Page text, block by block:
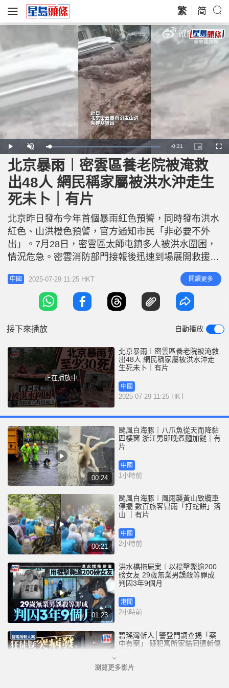
繁 简
P
l
a
y
U
n
m
u
t
L
o
a
d
e
d
:
1
0
%
R
e
m
n
i
n
-0:21
P
i
c
t
u
e
-
i
c
t
r
F
u
北京暴雨︱密雲區養老院被淹救
出48人 網民稱家屬被洪水沖走生
死未卜｜有片
北京昨日發布今年首個暴雨紅色預警，同時發布洪水
紅色、山洪橙色預警，官方通知市民「非必要不外
出」。7月28日，密雲區太師屯鎮多人被洪水圍困，
情況危急。密雲消防部門接報後迅速到場展開救援行
動。 消防涉水繩索施救 7月28日清晨6時44分，北京
市消防救援總隊接到報警：密雲區太師屯鎮養老院被
洪水圍困，有人員受困。消防救援總隊啟動應急響
應，調派密雲、特勤、開發區消防救援人員、消防車
中國 2025-07-29 11:25 HKT 閱讀更多
接下來播放 自動播放
正在播放中
北京暴雨︱密雲區養老院被淹救
出48人 網民稱家屬被洪水沖走
生死未卜｜有片
中國
2025-07-29 11:25 HKT
00:24
颱風白海豚｜八爪魚從天而降黏
四樓窗 浙江男即晚煮麵加餸｜有
片
中國
1小時前
00:21
颱風白海豚︱風雨襲黃山致纜車
停擺 數百旅客冒雨「打蛇餅」落
山 ｜有片
中國
2小時前
01:23
洪水橋拖屍案︱以棍擊斃逾200
磅女友 29歲無業男誤殺等罪成
判囚3年9個月
港聞
2小時前
碧瑤灣斬人│警登門調查揭「案
中有案」 疑犯寓所家貓同遭斬傷
港聞
瀏覽更多影片